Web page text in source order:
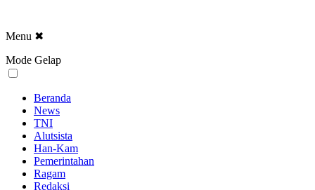
Menu ✖
Mode Gelap
Beranda
News
TNI
Alutsista
Han-Kam
Pemerintahan
Ragam
Redaksi